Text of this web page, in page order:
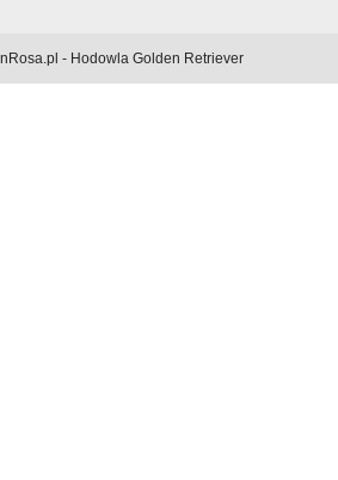
- Hodowla Golden Retriever